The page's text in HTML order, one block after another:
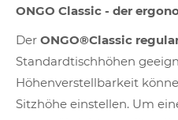
ONGO Classic - der
Der ONGO®Classic
Standardtischhöhen
Höhenverstellbarkeit
Sitzhöhe einstellen. Um